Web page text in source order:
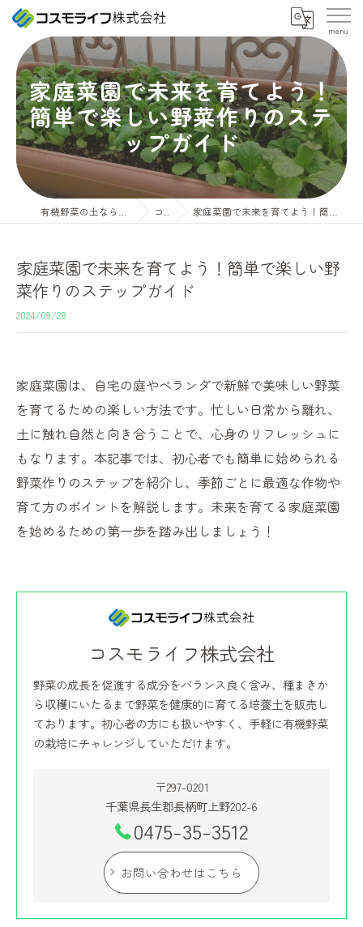
家庭菜園で未来を育てよう！
簡単で楽しい野菜作りのステ
ップガイド
コラム 家庭菜園で未来を育てよう！簡単で楽しい野菜作りのステップガイド
家庭菜園で未来を育てよう！簡単で楽しい野
菜作りのステップガイド
2024/09/28
家庭菜園は、自宅の庭やベランダで新鮮で美味しい野菜
を育てるための楽しい方法です。忙しい日常から離れ、
土に触れ自然と向き合うことで、心身のリフレッシュに
もなります。本記事では、初心者でも簡単に始められる
野菜作りのステップを紹介し、季節ごとに最適な作物や
育て方のポイントを解説します。未来を育てる家庭菜園
を始めるための第一歩を踏み出しましょう！
コスモライフ株式会社
野菜の成長を促進する成分をバランス良く含み、種まきか
ら収穫にいたるまで野菜を健康的に育てる培養土を販売し
ております。初心者の方にも扱いやすく、手軽に有機野菜
の栽培にチャレンジしていただけます。
〒297-0201
千葉県長生郡長柄町上野202-6
0475-35-3512
お問い合わせはこちら